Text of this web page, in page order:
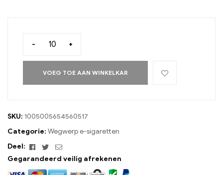
- +
VOEG TOE AAN WINKELKAR
SKU: 1005005654560517
Categorie: Wegwerp e-sigaretten
Deel:
FacebookTwitteren
E-
mail
Gegarandeerd veilig afrekenen